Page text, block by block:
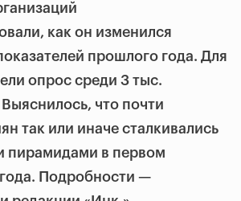
как он изменился
прошлого года. Для
опрос среди 3 тыс.
что почти
так или иначе сталкивались
пирамидами в первом
Подробности —